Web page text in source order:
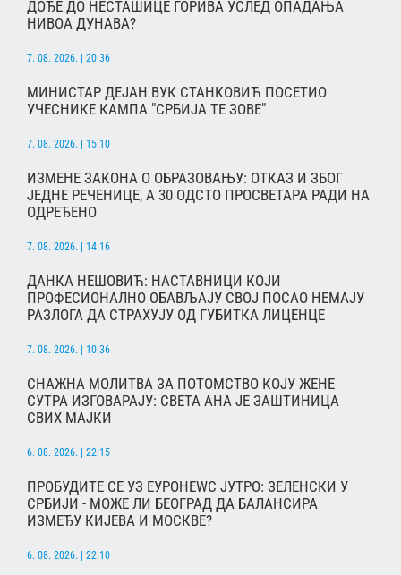
ДОЂЕ ДО НЕСТАШИЦЕ ГОРИВА УСЛЕД ОПАДАЊА
НИВОА ДУНАВА?
7. 08. 2026. | 20:36
МИНИСТАР ДЕЈАН ВУК СТАНКОВИЋ ПОСЕТИО
УЧЕСНИКЕ КАМПА "СРБИЈА ТЕ ЗОВЕ"
7. 08. 2026. | 15:10
ИЗМЕНЕ ЗАКОНА О ОБРАЗОВАЊУ: ОТКАЗ И ЗБОГ
ЈЕДНЕ РЕЧЕНИЦЕ, А 30 ОДСТО ПРОСВЕТАРА РАДИ НА
ОДРЕЂЕНО
7. 08. 2026. | 14:16
ДАНКА НЕШОВИЋ: НАСТАВНИЦИ КОЈИ
ПРОФЕСИОНАЛНО ОБАВЉАЈУ СВОЈ ПОСАО НЕМАЈУ
РАЗЛОГА ДА СТРАХУЈУ ОД ГУБИТКА ЛИЦЕНЦЕ
7. 08. 2026. | 10:36
СНАЖНА МОЛИТВА ЗА ПОТОМСТВО КОЈУ ЖЕНЕ
СУТРА ИЗГОВАРАЈУ: СВЕТА АНА ЈЕ ЗАШТИНИЦА
СВИХ МАЈКИ
6. 08. 2026. | 22:15
ПРОБУДИТЕ СЕ УЗ ЕУРОНЕWС ЈУТРО: ЗЕЛЕНСКИ У
СРБИЈИ - МОЖЕ ЛИ БЕОГРАД ДА БАЛАНСИРА
ИЗМЕЂУ КИЈЕВА И МОСКВЕ?
6. 08. 2026. | 22:10